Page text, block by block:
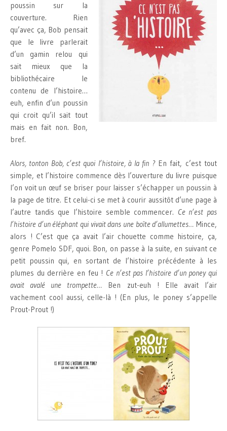
poussin sur la
couverture. Rien
qu’avec ça, Bob pensait
que le livre parlerait
d’un gamin relou qui
sait mieux que la
bibliothécaire le
contenu de l’histoire…
euh, enfin d’un poussin
qui croit qu’il sait tout
mais en fait non. Bon,
bref.
Alors, tonton Bob, c’est quoi l’histoire, à la fin ?En fait, c’est tout
simple, et l’histoire commence dès l’ouverture du livre puisque
l’on voit un œuf se briser pour laisser s’échapper un poussin à
la page de titre. Et celui-ci se met à courir aussitôt d’une page à
l’autre tandis que l’histoire semble commencer. Ce n’est pas
l’histoire d’un éléphant qui vivait dans une boîte d’allumettes… Mince,
alors ! C’est que ça avait l’air chouette comme histoire, ça,
genre Pomelo SDF, quoi. Bon, on passe à la suite, en suivant ce
petit poussin qui, en sortant de l’histoire précédente à les
plumes du derrière en feu ! Ce n’est pas l’histoire d’un poney qui
avait avalé une trompette… Ben zut-euh ! Elle avait l’air
vachement cool aussi, celle-là ! (En plus, le poney s’appelle
Prout-Prout !)